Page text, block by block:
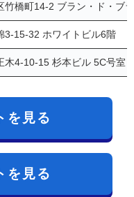
竹橋町14-2 ブラン・ド・ブ
3-15-32 ホワイトビル6階
木4-10-15 杉本ビル 5C号室
を見る
を見る